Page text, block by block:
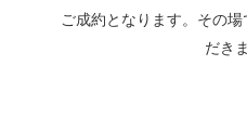
ご成約となります。その
だき